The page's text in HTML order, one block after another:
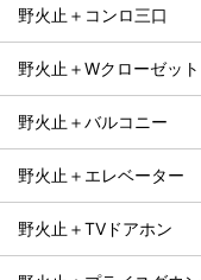
野火止＋コンロ三口
野火止＋Wクローゼット
野火止＋バルコニー
野火止＋エレベーター
野火止＋TVドアホン